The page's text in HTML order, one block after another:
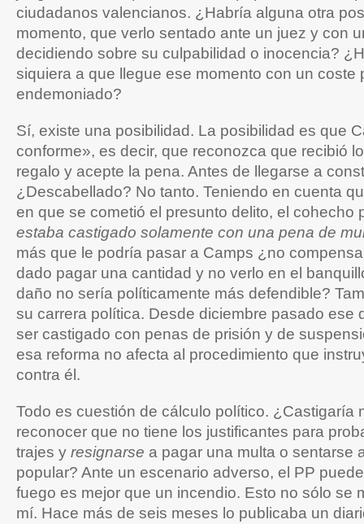
ciudadanos valencianos. ¿Habría alguna otra
momento, que verlo sentado ante un juez y con
decidiendo sobre su culpabilidad o inocencia?
siquiera a que llegue ese momento con un coste
endemoniado?
Sí, existe una posibilidad. La posibilidad es que
conforme», es decir, que reconozca que recibió
regalo y acepte la pena. Antes de llegarse a
¿Descabellado? No tanto. Teniendo en cuenta
en que se cometió el presunto delito, el cohecho
estaba castigado solamente con una pena de
más que le podría pasar a Camps ¿no
dado pagar una cantidad y no verlo en el
daño no sería políticamente más defendible?
su carrera política. Desde diciembre pasado ese
ser castigado con penas de prisión y de
esa reforma no afecta al procedimiento que
contra él.
Todo es cuestión de cálculo político. ¿Castigaría
reconocer que no tiene los justificantes para
trajes y resignarse a pagar una multa o sentarse
popular? Ante un escenario adverso, el PP
fuego es mejor que un incendio. Esto no sólo se
mí. Hace más de seis meses lo publicaba un